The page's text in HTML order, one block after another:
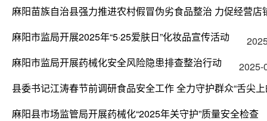
麻阳苗族自治县强力推进农村假冒伪劣食品整治 力促经营店
麻阳市监局开展2025年“5·25爱肤日”化妆品宣传活动
麻阳市监局开展药械化安全风险隐患排查整治行动
2025-
县委书记江涛春节前调研食品安全工作 全力守护群众“舌尖上
麻阳县市场监管局开展药械化“2025年关守护”质量安全检查